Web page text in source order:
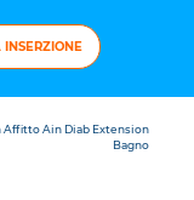
Affitto Ain Diab Extension
Bagno